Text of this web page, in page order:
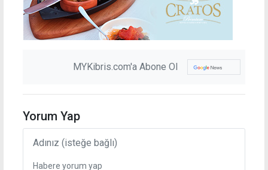
MYKibris.com'a Abone Ol
Yorum Yap